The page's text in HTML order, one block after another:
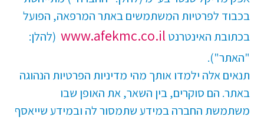
בכבוד לפרטיות המשתמשים באתר המרפאה, הפועל
בכתובת האינטרנט www.afekmc.co.il(להלן:
"האתר").
תנאים אלה ילמדו אותך מהי מדיניות הפרטיות הנהוגה
באתר. הם סוקרים, בין השאר, את האופן שבו
משתמשת החברה במידע שתמסור לה ובמידע שייאסף